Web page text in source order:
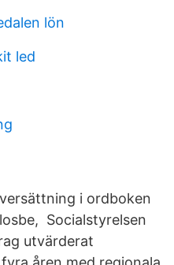
lön
led
i ordboken
Socialstyrelsen
utvärderat